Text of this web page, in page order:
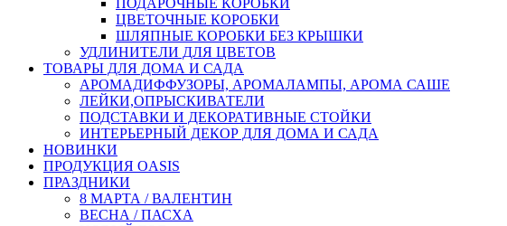
ПОДАРОЧНЫЕ КОРОБКИ
ЦВЕТОЧНЫЕ КОРОБКИ
ШЛЯПНЫЕ КОРОБКИ БЕЗ КРЫШКИ
УДЛИНИТЕЛИ ДЛЯ ЦВЕТОВ
ТОВАРЫ ДЛЯ ДОМА И САДА
АРОМАДИФФУЗОРЫ, АРОМАЛАМПЫ, АРОМА САШЕ
ЛЕЙКИ,ОПРЫСКИВАТЕЛИ
ПОДСТАВКИ И ДЕКОРАТИВНЫЕ СТОЙКИ
ИНТЕРЬЕРНЫЙ ДЕКОР ДЛЯ ДОМА И САДА
НОВИНКИ
ПРОДУКЦИЯ OASIS
ПРАЗДНИКИ
8 МАРТА / ВАЛЕНТИН
ВЕСНА / ПАСХА